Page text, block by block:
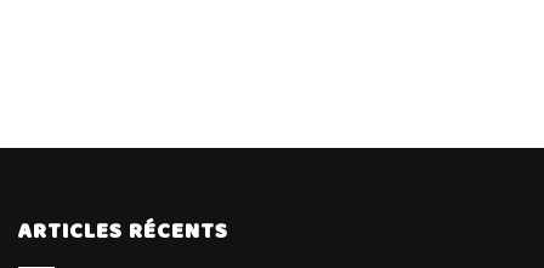
ARTICLES RÉCENTS